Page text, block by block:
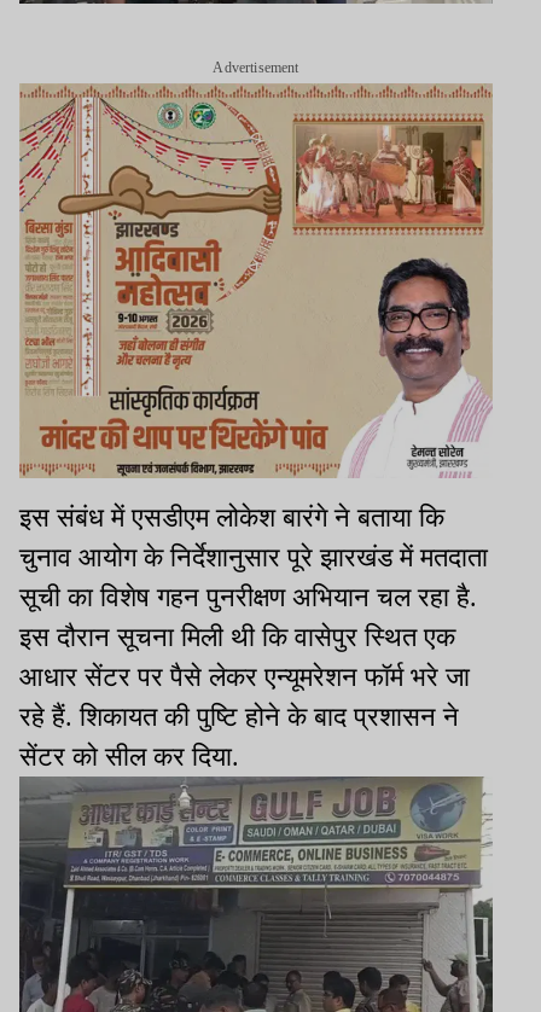
Advertisement
इस संबंध में एसडीएम लोकेश बारंगे ने बताया कि
चुनाव आयोग के निर्देशानुसार पूरे झारखंड में मतदाता
सूची का विशेष गहन पुनरीक्षण अभियान चल रहा है.
इस दौरान सूचना मिली थी कि वासेपुर स्थित एक
आधार सेंटर पर पैसे लेकर एन्यूमरेशन फॉर्म भरे जा
रहे हैं. शिकायत की पुष्टि होने के बाद प्रशासन ने
सेंटर को सील कर दिया.